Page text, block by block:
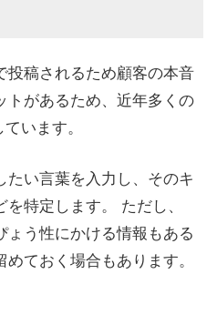
投稿されるため顧客の本音
トがあるため、近年多くの
います。
い言葉を入力し、そのキ
特定します。 ただし、
う性にかける情報もある
ておく場合もあります。